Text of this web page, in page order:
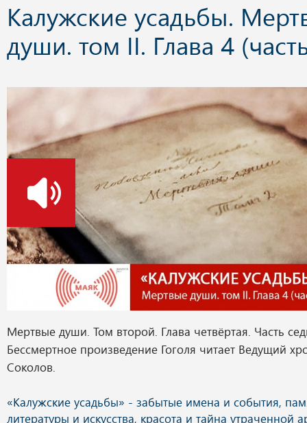
Калужские усадьбы.
души. том II. Глава 4
Мертвые души. Том второй. Глава четвёртая. Часть
Бессмертное произведение Гоголя читает Ведущий
Соколов.